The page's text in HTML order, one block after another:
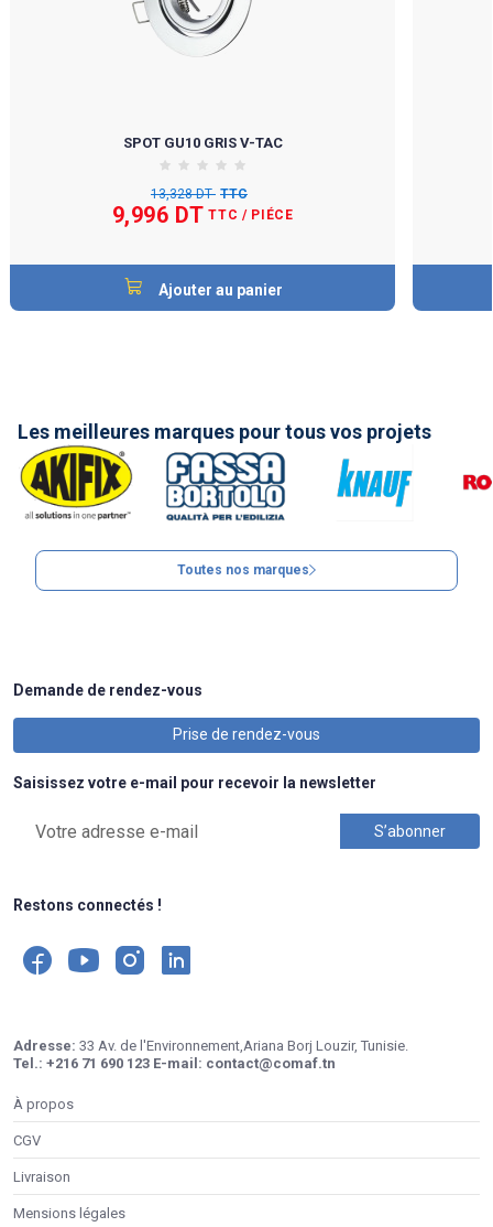
SPOT GU10 GRIS V-TAC
13,328 DT TTC
9,996 DT TTC / PIÉCE
Ajouter au panier
Les meilleures marques pour tous vos projets
Toutes nos marques
Demande de rendez-vous
Prise de rendez-vous
Saisissez votre e-mail pour recevoir la newsletter
Restons connectés !
Adresse: 33 Av. de l'Environnement,Ariana Borj Louzir, Tunisie.
Tel.: +216 71 690 123 E-mail: contact@comaf.tn
À propos
CGV
Livraison
Mensions légales